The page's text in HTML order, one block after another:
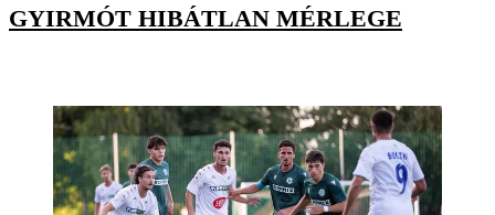
GYIRMÓT HIBÁTLAN MÉRLEGE